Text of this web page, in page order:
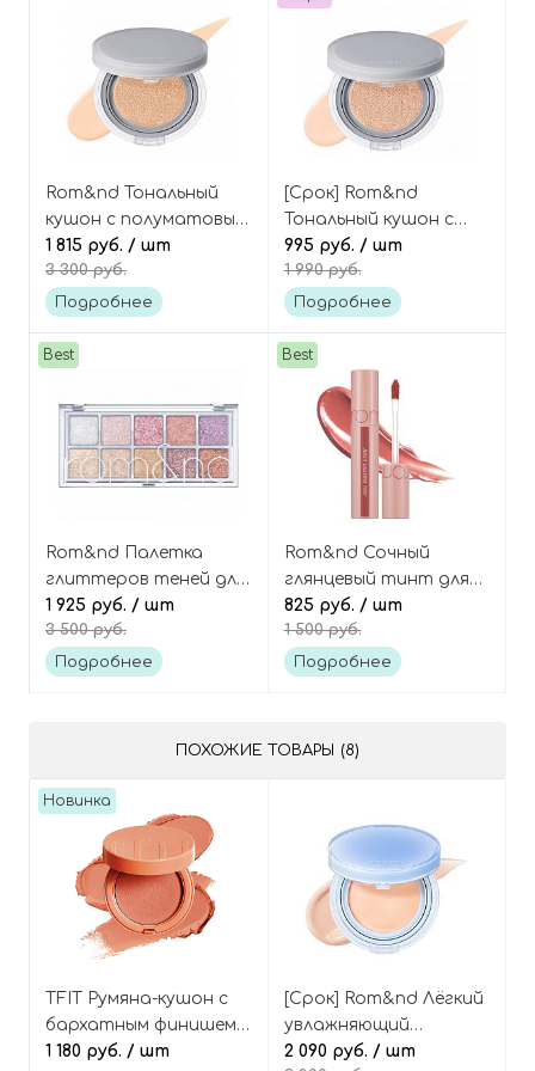
Rom&nd Тональный
кушон с полуматовым
финишем, оттенок 03
Natural 21 Nu Zero
Cushion SPF24 PA++
1 815 руб. / шт
3 300 руб.
Подробнее
[Срок] Rom&nd
Тональный кушон с
полуматовым
финишем, оттенок 02
Pure 21 Nu Zero Cushion
995 руб. / шт
1 990 руб.
Подробнее
Best
Rom&nd Палетка
глиттеров теней для
век 10 цветов,
оттенок 00 Light &
Glitter Garden Better
1 925 руб. / шт
3 500 руб.
Подробнее
Best
Rom&nd Сочный
глянцевый тинт для
губ, оттенок 23
Nucadamia, Juicy
Lasting Tint
825 руб. / шт
1 500 руб.
Подробнее
ПОХОЖИЕ ТОВАРЫ (8)
Новинка
TFIT Румяна-кушон с
бархатным финишем,
оттенок O01 Coral
1 180 руб. / шт
[Срок] Rom&nd Лёгкий
увлажняющий
тональный кушон,
2 090 руб. / шт